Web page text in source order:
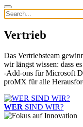
Vertrieb
Das Vertriebsteam
wir längst wissen: dass
-Add-ons für Microsoft
proMX für alle
WER SIND WIR?